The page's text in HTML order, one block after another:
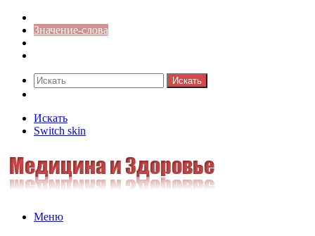
Значение-слова
Искать
Искать
Switch skin
Меню